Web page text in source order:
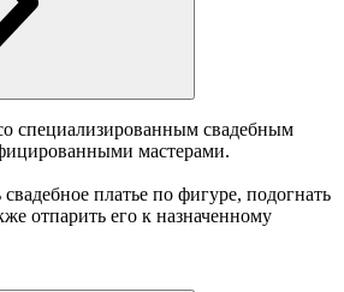
специализированным свадебным
мастерами.
платье по фигуре, подогнать
отпарить его к назначенному